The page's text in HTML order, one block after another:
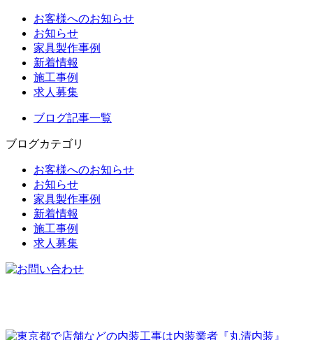
お客様へのお知らせ
お知らせ
家具製作事例
新着情報
施工事例
求人募集
ブログ記事一覧
ブログカテゴリ
お客様へのお知らせ
お知らせ
家具製作事例
新着情報
施工事例
求人募集